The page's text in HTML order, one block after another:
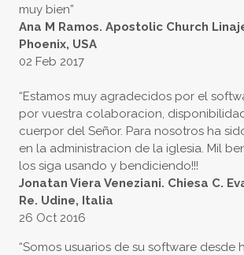
muy bien”
Ana M Ramos. Apostolic Church
Phoenix, USA
02 Feb 2017
“Estamos muy agradecidos por el
por vuestra colaboracion,
cuerpor del Señor. Para nosotros ha
en la administracion de la iglesia. Mil
los siga usando y bendiciendo!!!
Jonatan Viera Veneziani. Chiesa C.
Re. Udine, Italia
26 Oct 2016
“Somos usuarios de su software desde